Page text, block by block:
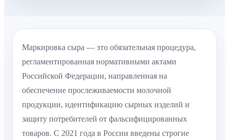
Маркировка сыра — это обязательная процедура,
регламентированная нормативными актами
Российской Федерации, направленная на
обеспечение прослеживаемости молочной
продукции, идентификацию сырных изделий и
защиту потребителей от фальсифицированных
товаров. С 2021 года в России введены строгие